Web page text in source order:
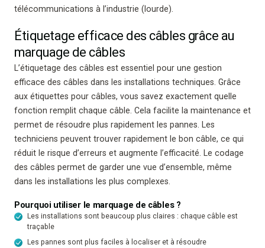
télécommunications à l’industrie (lourde).
Étiquetage efficace des câbles grâce au
marquage de câbles
L’étiquetage des câbles est essentiel pour une gestion
efficace des câbles dans les installations techniques. Grâce
aux étiquettes pour câbles, vous savez exactement quelle
fonction remplit chaque câble. Cela facilite la maintenance et
permet de résoudre plus rapidement les pannes. Les
techniciens peuvent trouver rapidement le bon câble, ce qui
réduit le risque d’erreurs et augmente l’efficacité. Le codage
des câbles permet de garder une vue d’ensemble, même
dans les installations les plus complexes.
Pourquoi utiliser le marquage de câbles ?
Les installations sont beaucoup plus claires : chaque câble est
traçable
Les pannes sont plus faciles à localiser et à résoudre